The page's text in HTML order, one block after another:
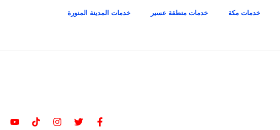
خدمات مكة خدمات منطقة عسير خدمات المدينة المنورة